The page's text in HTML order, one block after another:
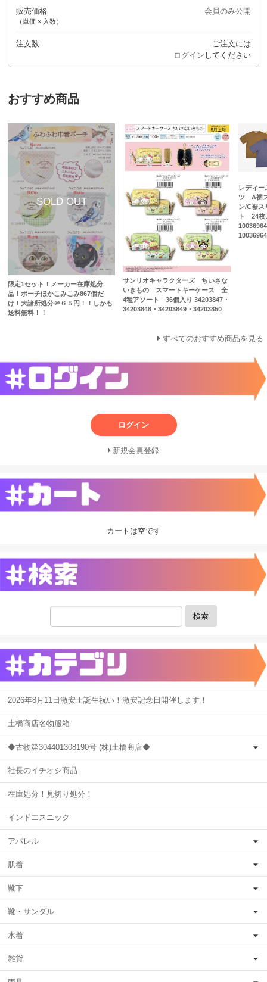
販売価格
（単価 × 入数）
会員のみ公開
注文数
ご注文には
ログイン してください
おすすめ商品
限定1セット！メーカー在庫処分
品！ポーチほかこみこみ867個だ
け！大諸所処分＠６５円！！しかも
送料無料！！
サンリオキャラクターズ ちいさな
いきもの スマートキーケース 全
4種アソート 36個入り 34203847・
34203848・34203849・34203850
レディ
ツ A裾
ン/C裾ス
ト 24枚
すべてのおすすめ商品を見る
ログイン
新規会員登録
カートは空です
検索
2026年8月11日激安王誕生祝い！激安記念日開催します！
土橋商店名物服箱
◆古物第304401308190号 (株)土橋商店◆
社長のイチオシ商品
在庫処分！見切り処分！
インドエスニック
アパレル
肌着
靴下
靴・サンダル
水着
雑貨